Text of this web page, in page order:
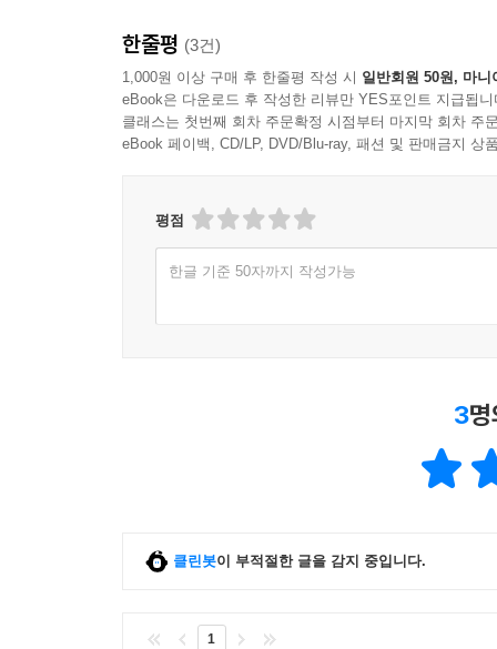
한줄평 (3건)
1,000원 이상 구매 후 한줄평 작성 시 일반회원 50원, 마니
eBook은 다운로드 후 작성한 리뷰만 YES포인트 지급됩니
클래스는 첫번째 회차 주문확정 시점부터 마지막 회차 주
eBook 페이백, CD/LP, DVD/Blu-ray, 패션 및 판매금지 상
평점
한글 기준 50자까지 작성가능
3
클린봇이 부적절한 글을 감지 중입니다.
1